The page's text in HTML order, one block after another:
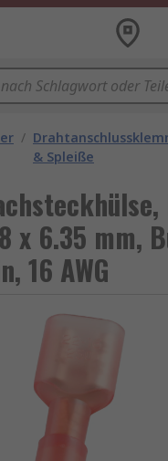
/
& Spleiße
x 6.35 mm,
16 AWG